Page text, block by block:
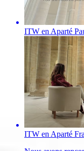
ITW en Aparté
ITW en Aparté